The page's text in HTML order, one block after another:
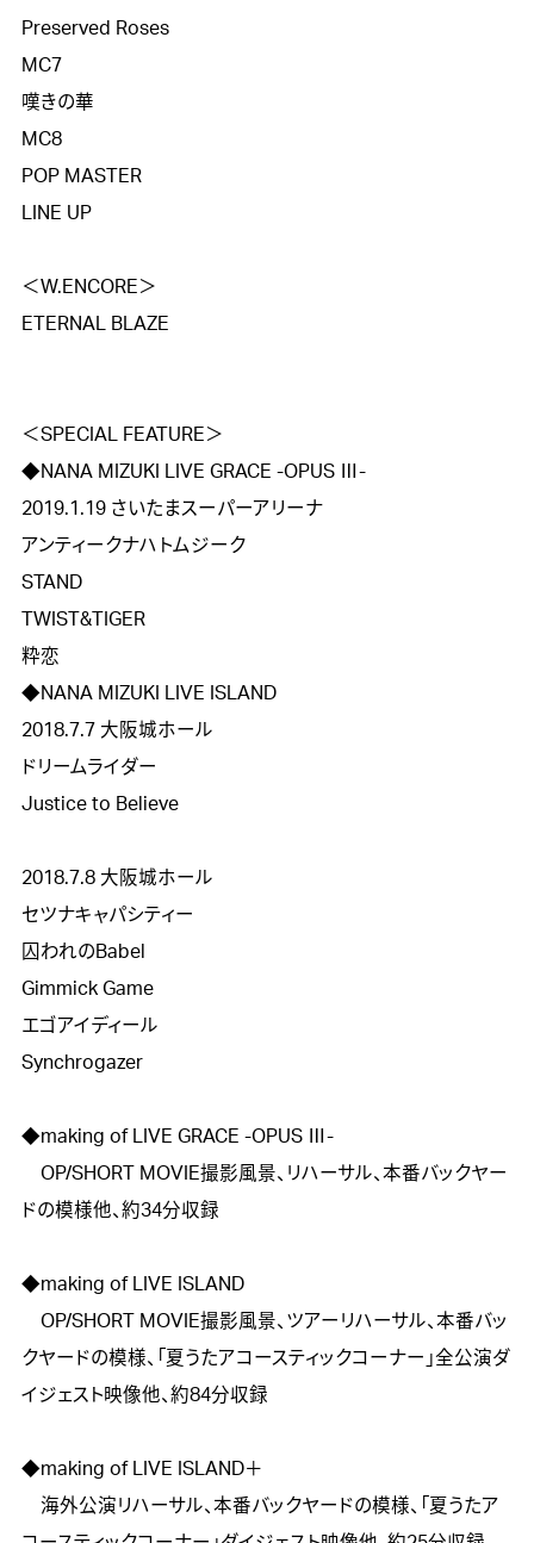
Preserved Roses
MC7
嘆きの華
MC8
POP MASTER
LINE UP
＜W.ENCORE＞
ETERNAL BLAZE
＜SPECIAL FEATURE＞
◆NANA MIZUKI LIVE GRACE -OPUS Ⅲ-
2019.1.19 さいたまスーパーアリーナ
アンティークナハトムジーク
STAND
TWIST&TIGER
粋恋
◆NANA MIZUKI LIVE ISLAND
2018.7.7 大阪城ホール
ドリームライダー
Justice to Believe
2018.7.8 大阪城ホール
セツナキャパシティー
囚われのBabel
Gimmick Game
エゴアイディール
Synchrogazer
◆making of LIVE GRACE -OPUS Ⅲ-
OP/SHORT MOVIE撮影風景、リハーサル、本番バックヤー
ドの模様他、約34分収録
◆making of LIVE ISLAND
OP/SHORT MOVIE撮影風景、ツアーリハーサル、本番バッ
クヤードの模様、「夏うたアコースティックコーナー」全公演ダ
イジェスト映像他、約84分収録
◆making of LIVE ISLAND＋
海外公演リハーサル、本番バックヤードの模様、「夏うたア